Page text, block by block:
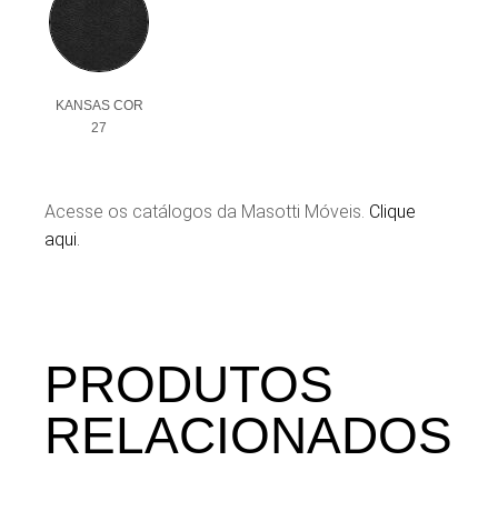
KANSAS COR
27
Acesse os catálogos da Masotti Móveis. Clique
aqui.
PRODUTOS
RELACIONADOS